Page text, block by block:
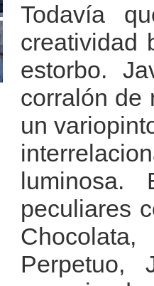
Todavía
creatividad
estorbo.
corralón de
un
luminosa.
peculiares